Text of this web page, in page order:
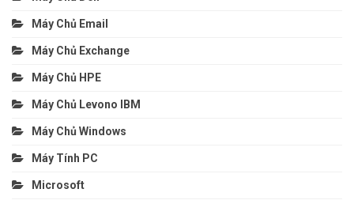
Máy Chủ Email
Máy Chủ Exchange
Máy Chủ HPE
Máy Chủ Levono IBM
Máy Chủ Windows
Máy Tính PC
Microsoft